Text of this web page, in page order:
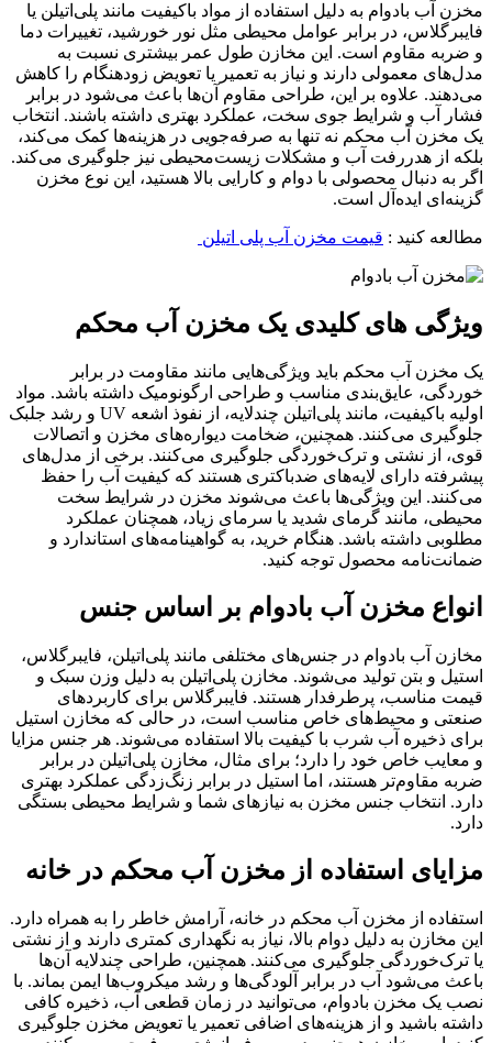
مخزن آب بادوام به دلیل استفاده از مواد باکیفیت مانند پلی‌اتیلن یا
فایبرگلاس، در برابر عوامل محیطی مثل نور خورشید، تغییرات دما
و ضربه مقاوم است. این مخازن طول عمر بیشتری نسبت به
مدل‌های معمولی دارند و نیاز به تعمیر یا تعویض زودهنگام را کاهش
می‌دهند. علاوه بر این، طراحی مقاوم آن‌ها باعث می‌شود در برابر
فشار آب و شرایط جوی سخت، عملکرد بهتری داشته باشند. انتخاب
یک مخزن آب محکم نه تنها به صرفه‌جویی در هزینه‌ها کمک می‌کند،
بلکه از هدررفت آب و مشکلات زیست‌محیطی نیز جلوگیری می‌کند.
اگر به دنبال محصولی با دوام و کارایی بالا هستید، این نوع مخزن
گزینه‌ای ایده‌آل است.
مطالعه کنید : قیمت مخزن آب پلی اتیلن
ویژگی‌ های کلیدی یک مخزن آب محکم
یک مخزن آب محکم باید ویژگی‌هایی مانند مقاومت در برابر
خوردگی، عایق‌بندی مناسب و طراحی ارگونومیک داشته باشد. مواد
اولیه باکیفیت، مانند پلی‌اتیلن چندلایه، از نفوذ اشعه UV و رشد جلبک
جلوگیری می‌کنند. همچنین، ضخامت دیواره‌های مخزن و اتصالات
قوی، از نشتی و ترک‌خوردگی جلوگیری می‌کنند. برخی از مدل‌های
پیشرفته دارای لایه‌های ضدباکتری هستند که کیفیت آب را حفظ
می‌کنند. این ویژگی‌ها باعث می‌شوند مخزن در شرایط سخت
محیطی، مانند گرمای شدید یا سرمای زیاد، همچنان عملکرد
مطلوبی داشته باشد. هنگام خرید، به گواهینامه‌های استاندارد و
ضمانت‌نامه محصول توجه کنید.
انواع مخزن آب بادوام بر اساس جنس
مخازن آب بادوام در جنس‌های مختلفی مانند پلی‌اتیلن، فایبرگلاس،
استیل و بتن تولید می‌شوند. مخازن پلی‌اتیلن به دلیل وزن سبک و
قیمت مناسب، پرطرفدار هستند. فایبرگلاس برای کاربردهای
صنعتی و محیط‌های خاص مناسب است، در حالی که مخازن استیل
برای ذخیره آب شرب با کیفیت بالا استفاده می‌شوند. هر جنس مزایا
و معایب خاص خود را دارد؛ برای مثال، مخازن پلی‌اتیلن در برابر
ضربه مقاوم‌تر هستند، اما استیل در برابر زنگ‌زدگی عملکرد بهتری
دارد. انتخاب جنس مخزن به نیازهای شما و شرایط محیطی بستگی
دارد.
مزایای استفاده از مخزن آب محکم در خانه
استفاده از مخزن آب محکم در خانه، آرامش خاطر را به همراه دارد.
این مخازن به دلیل دوام بالا، نیاز به نگهداری کمتری دارند و از نشتی
یا ترک‌خوردگی جلوگیری می‌کنند. همچنین، طراحی چندلایه آن‌ها
باعث می‌شود آب در برابر آلودگی‌ها و رشد میکروب‌ها ایمن بماند. با
نصب یک مخزن بادوام، می‌توانید در زمان قطعی آب، ذخیره کافی
داشته باشید و از هزینه‌های اضافی تعمیر یا تعویض مخزن جلوگیری